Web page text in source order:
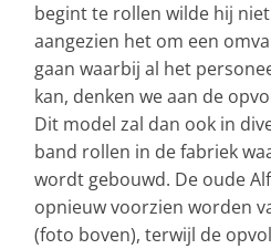
begint te rollen wilde hij
aangezien het om een
gaan waarbij al het
kan, denken we aan de
Dit model zal dan ook in
band rollen in de fabriek
wordt gebouwd. De oude
opnieuw voorzien worden
(foto boven), terwijl de